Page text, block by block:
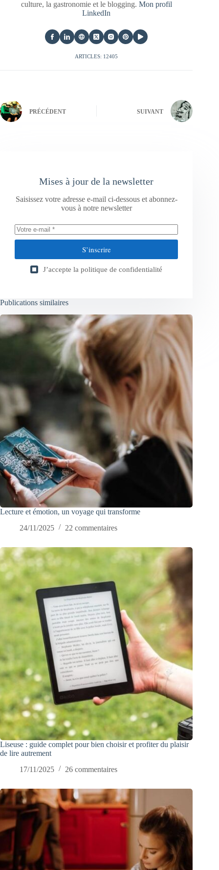
culture, la gastronomie et le blogging. Mon profil
LinkedIn
ARTICLES: 12405
PRÉCÉDENT SUIVANT
Mises à jour de la newsletter
Saisissez votre adresse e-mail ci-dessous et abonnez-
vous à notre newsletter
S’inscrire
J’accepte la politique de confidentialité
Publications similaires
Lecture et émotion, un voyage qui transforme
24/11/2025
22 commentaires
Liseuse : guide complet pour bien choisir et profiter du plaisir
de lire autrement
17/11/2025
26 commentaires